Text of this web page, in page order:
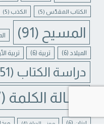
الكتاب المقدّس (5) الكذب (5)
المسيح (91)
الميلاد (6) تربية (6) تربية
دراسة الكتاب (51)
رسالة الكلمة (107)
لبنان (6) معنى الحياة (4)